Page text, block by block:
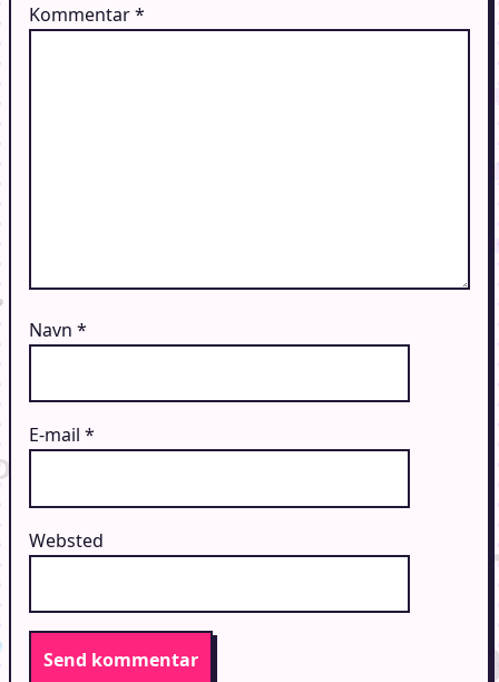
Kommentar*
Navn *
E-mail *
Websted